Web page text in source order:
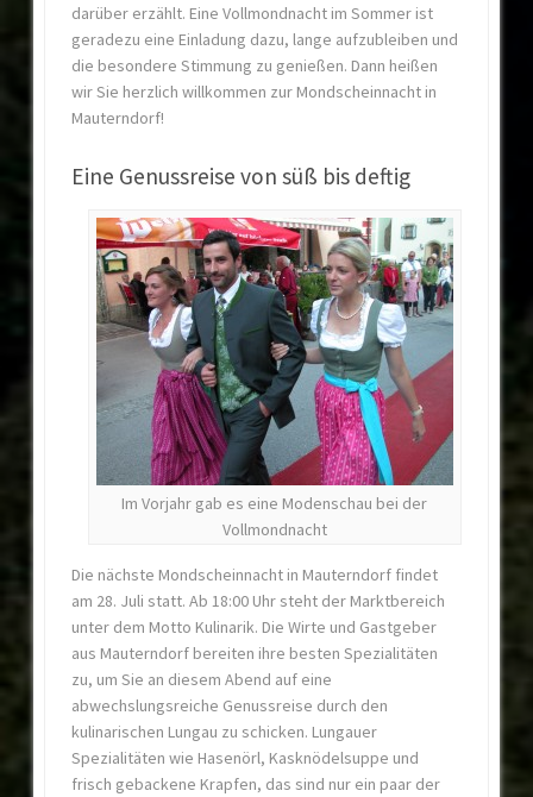
darüber erzählt. Eine Vollmondnacht im Sommer ist
geradezu eine Einladung dazu, lange aufzubleiben und
die besondere Stimmung zu genießen. Dann heißen
wir Sie herzlich willkommen zur Mondscheinnacht in
Mauterndorf!
Eine Genussreise von süß bis deftig
Im Vorjahr gab es eine Modenschau bei der
Vollmondnacht
Die nächste Mondscheinnacht in Mauterndorf findet
am 28. Juli statt. Ab 18:00 Uhr steht der Marktbereich
unter dem Motto Kulinarik. Die Wirte und Gastgeber
aus Mauterndorf bereiten ihre besten Spezialitäten
zu, um Sie an diesem Abend auf eine
abwechslungsreiche Genussreise durch den
kulinarischen Lungau zu schicken. Lungauer
Spezialitäten wie Hasenörl, Kasknödelsuppe und
frisch gebackene Krapfen, das sind nur ein paar der